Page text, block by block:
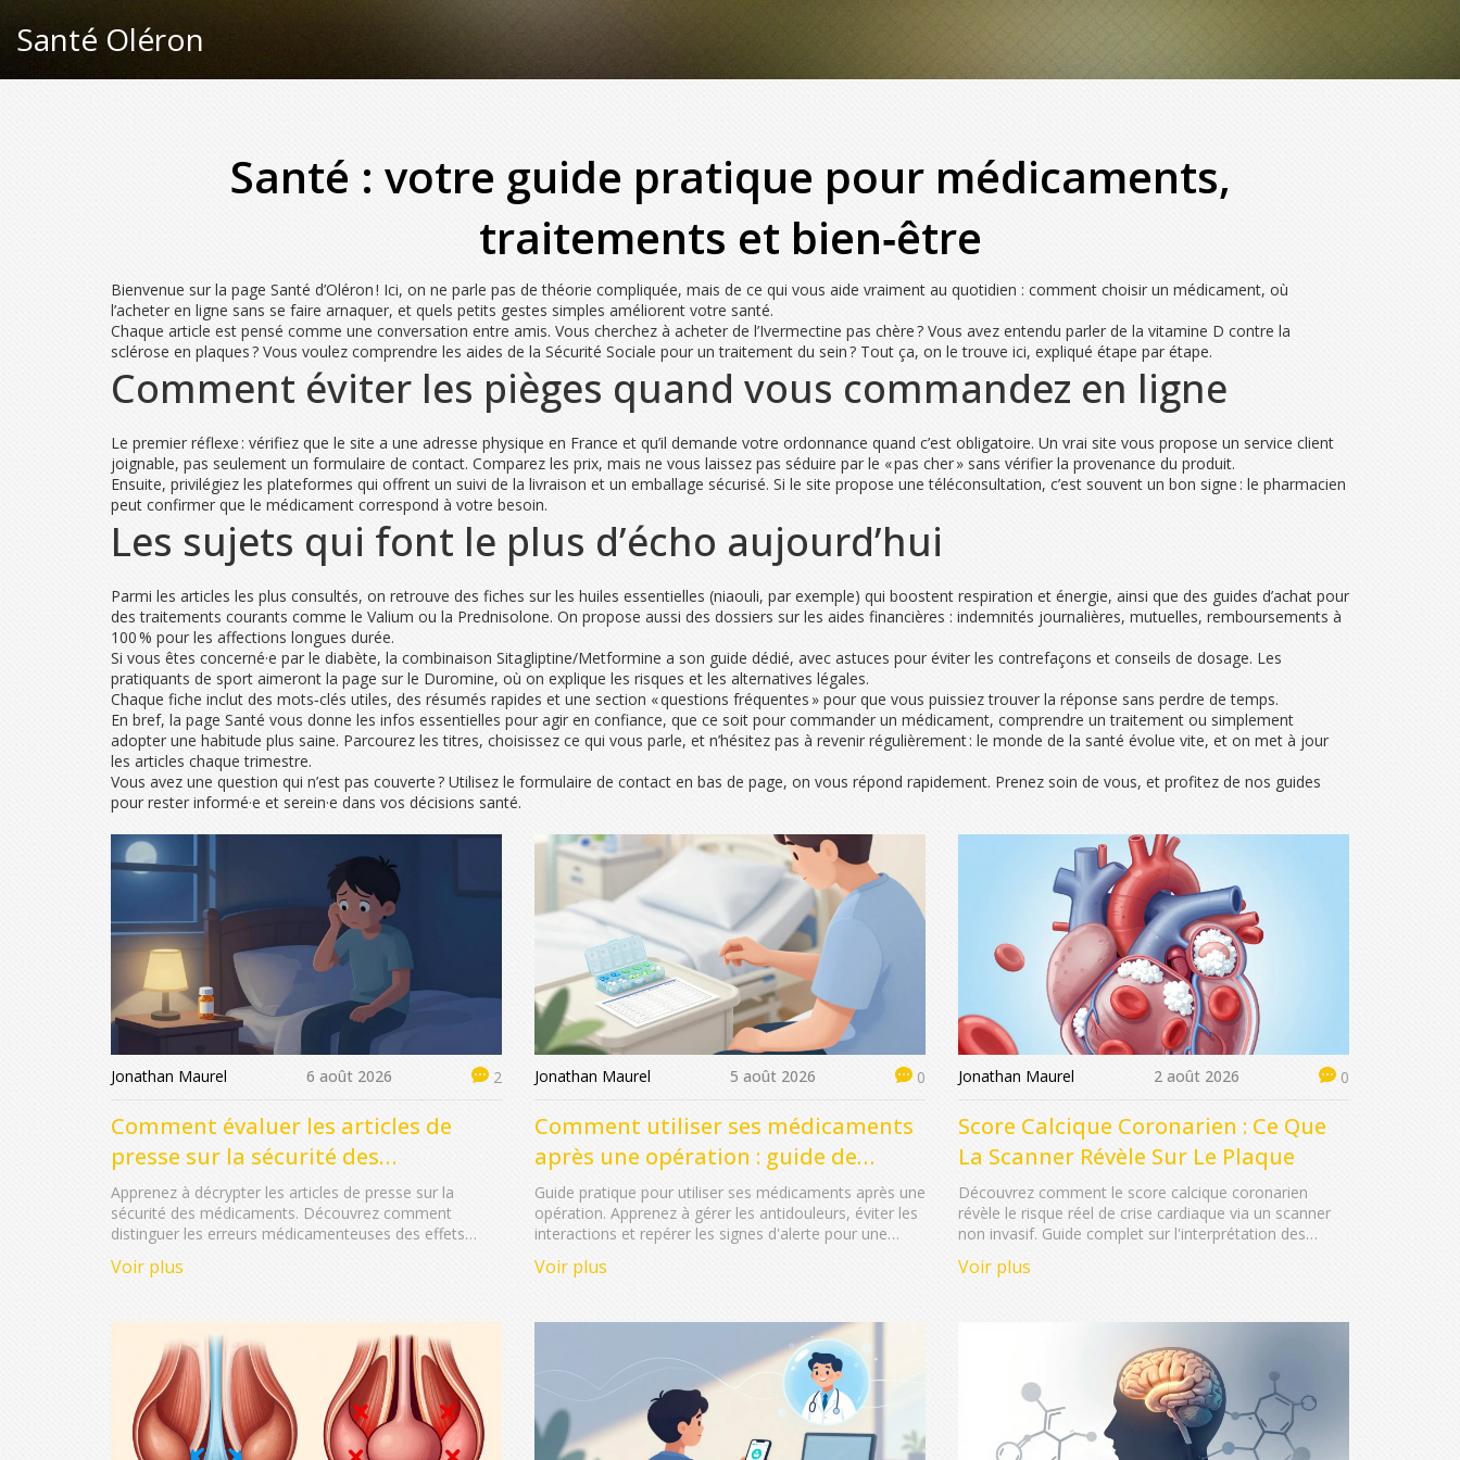
Santé Oléron
Santé : votre guide pratique pour médicaments,
traitements et bien‑être
Bienvenue sur la page Santé d’Oléron ! Ici, on ne parle pas de théorie compliquée, mais de ce qui vous aide vraiment au quotidien : comment choisir un médicament, où
l’acheter en ligne sans se faire arnaquer, et quels petits gestes simples améliorent votre santé.
Chaque article est pensé comme une conversation entre amis. Vous cherchez à acheter de l’Ivermectine pas chère ? Vous avez entendu parler de la vitamine D contre la
sclérose en plaques ? Vous voulez comprendre les aides de la Sécurité Sociale pour un traitement du sein ? Tout ça, on le trouve ici, expliqué étape par étape.
Comment éviter les pièges quand vous commandez en ligne
Le premier réflexe : vérifiez que le site a une adresse physique en France et qu’il demande votre ordonnance quand c’est obligatoire. Un vrai site vous propose un service client
joignable, pas seulement un formulaire de contact. Comparez les prix, mais ne vous laissez pas séduire par le « pas cher » sans vérifier la provenance du produit.
Ensuite, privilégiez les plateformes qui offrent un suivi de la livraison et un emballage sécurisé. Si le site propose une téléconsultation, c’est souvent un bon signe : le pharmacien
peut confirmer que le médicament correspond à votre besoin.
Les sujets qui font le plus d’écho aujourd’hui
Parmi les articles les plus consultés, on retrouve des fiches sur les huiles essentielles (niaouli, par exemple) qui boostent respiration et énergie, ainsi que des guides d’achat pour
des traitements courants comme le Valium ou la Prednisolone. On propose aussi des dossiers sur les aides financières : indemnités journalières, mutuelles, remboursements à
100 % pour les affections longues durée.
Si vous êtes concerné·e par le diabète, la combinaison Sitagliptine/Metformine a son guide dédié, avec astuces pour éviter les contrefaçons et conseils de dosage. Les
pratiquants de sport aimeront la page sur le Duromine, où on explique les risques et les alternatives légales.
Chaque fiche inclut des mots‑clés utiles, des résumés rapides et une section « questions fréquentes » pour que vous puissiez trouver la réponse sans perdre de temps.
En bref, la page Santé vous donne les infos essentielles pour agir en confiance, que ce soit pour commander un médicament, comprendre un traitement ou simplement
adopter une habitude plus saine. Parcourez les titres, choisissez ce qui vous parle, et n’hésitez pas à revenir régulièrement : le monde de la santé évolue vite, et on met à jour
les articles chaque trimestre.
Vous avez une question qui n’est pas couverte ? Utilisez le formulaire de contact en bas de page, on vous répond rapidement. Prenez soin de vous, et profitez de nos guides
pour rester informé·e et serein·e dans vos décisions santé.
Jonathan Maurel 6 août 2026 2
Comment évaluer les articles de
presse sur la sécurité des
médicaments
Apprenez à décrypter les articles de presse sur la
sécurité des médicaments. Découvrez comment
distinguer les erreurs médicamenteuses des effets
les pièges médiatiques.
Voir plus
Jonathan Maurel 5 août 2026 0
Comment utiliser ses médicaments
après une opération : guide de
sécurité
Guide pratique pour utiliser ses médicaments après une
opération. Apprenez à gérer les antidouleurs, éviter les
interactions et repérer les signes d'alerte pour une
Voir plus
Jonathan Maurel 2 août 2026 0
Score Calcique Coronarien : Ce Que
La Scanner Révèle Sur Le Plaque
Découvrez comment le score calcique coronarien
révèle le risque réel de crise cardiaque via un scanner
non invasif. Guide complet sur l'interprétation des
médicales.
Voir plus